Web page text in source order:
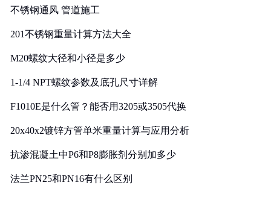
不锈钢通风 管道施工
201不锈钢重量计算方法大全
M20螺纹大径和小径是多少
1-1/4 NPT螺纹参数及底孔尺寸详解
F1010E是什么管？能否用3205或3505代换
20x40x2镀锌方管单米重量计算与应用分析
抗渗混凝土中P6和P8膨胀剂分别加多少
法兰PN25和PN16有什么区别